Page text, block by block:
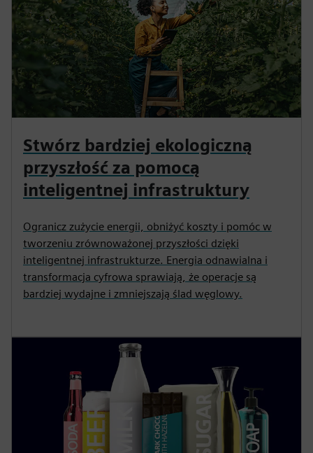
Stwórz bardziej ekologiczną
przyszłość za pomocą
inteligentnej infrastruktury
Ogranicz zużycie energii, obniżyć koszty i pomóc w
tworzeniu zrównoważonej przyszłości dzięki
inteligentnej infrastrukturze. Energia odnawialna i
transformacja cyfrowa sprawiają, że operacje są
bardziej wydajne i zmniejszają ślad węglowy.